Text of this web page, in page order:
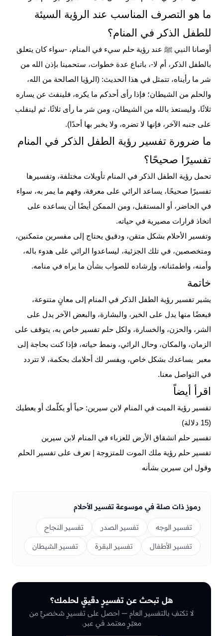
ما هو التصرف المناسب عند الرؤية السيئة
للطفل الذكر في المنام؟
أوصانا النبي ﷺ عند رؤية حلم سيء في المنام، -سواء كان يتعلق
بالطفل الذكر، أم لا-، باتباع عدة خطوات، ستحمينا بإذن الله من
شر ما رأيناه، تتمثل في هذا الحديث: (الرؤيا الصالحة من الله،
والحلم من الشيطان؛ فإذا رأى أحدكم ما يكره، فلينفث عن يساره
ثلاثًا، وليستعذ بالله من الشيطان، ومن شر ما رأى ثلاثًا، ثم لينقلب
على جنبه الآخر، فإنها لا تضره، ولا يخبر بها أحدًا).
ما ضرورة تفسير رؤية الطفل الذكر في المنام
تفسيرًا صحيحًا؟
تحمل رؤية الطفل الذكر في المنام تأويلات مختلفة، وتفسيرها
تفسيرًا صحيحًا، يساعد الرائي على معرفة، وفهم ما يمر به، سواء
في الحاضر، أو المستقبل، ومن الممكن أيضًا أن يساعده على
اتخاذ قرارات مصيرية في حياته.
وتفسير الأحلام بشكل متقن، ودقيق يحتاج إلى مفسرين متمكنين،
ومتخصصين، في تلك الجزئية، ليساعدوا الرائي على هدوء باله،
وأمنه، واطمئنانه، وإرشاده للصواب بشأن ما يراه في منامه.
خاتمة
يشير تفسير رؤية الطفل الذكر في المنام إلى معانٍ متنوعة،
فبعضًا منها يدل على الخير، والبشارة، والبعض الآخر يدل على
الشر، والحزن، والخسارة، ولكل حلم تفسير خاص به، يتوقف على
الزمان، والمكان، وحال الرائي، ونمط حياته، فإذا كنت بحاجة إلى
معبر يساعدك بشكل خاص، ويفسر لك أحلامك بحكمة، لا تتردد
في التواصل معنا.
اقرأ أيضاً
تفسير رؤية الميت في المنام لابن سيرين: حياً أو يكلّمك أو يعطيك
(15 دلالة)
تفسير حلم انشقاق الأرض للعزباء في المنام لابن سيرين
تفسير حلم رؤية ملك الموت للمتزوجة | تعرف على تفسير الحلم
وقول ابن سيرين بشأنه
رموز ذات صلة في موسوعة تفسير الأحلام
تفسير الوجه تفسير الصدر تفسير النجاح
تفسير الأطفال تفسير البقرة تفسير الشيطان
هل تبحث عن تفسيرٍ دقيقٍ لحلمك؟
لا تكتفِ بالتفسير العام — احصل على تفسيرٍ شخصيٍّ من
معبّرٍ معتمد في عبر.